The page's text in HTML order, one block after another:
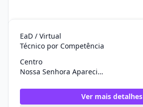
EaD / Virtual
Técnico por Competência
Centro
Nossa Senhora Aparecida/SE
Ver mais detalhes